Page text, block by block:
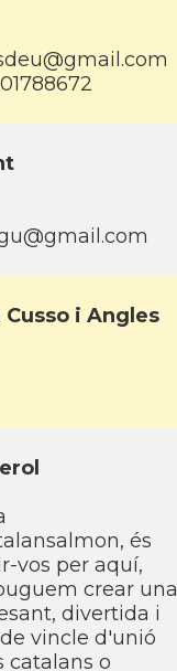
i Angles
és
vos per aquí­,
crear una
divertida i
vincle d'unió
catalans o